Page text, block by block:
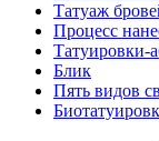
Татуаж
Процесс
Татуировки-
Блик
Пять видов